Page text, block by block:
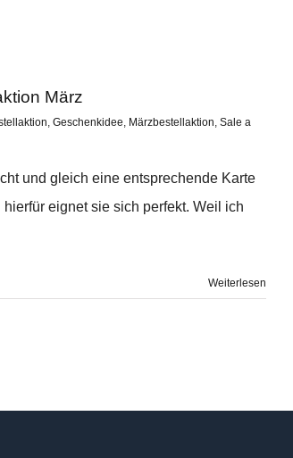
März
, Geschenkidee, Märzbestellaktion, Sale a
und gleich eine entsprechende Karte
eignet sie sich perfekt. Weil ich
Weiterlesen